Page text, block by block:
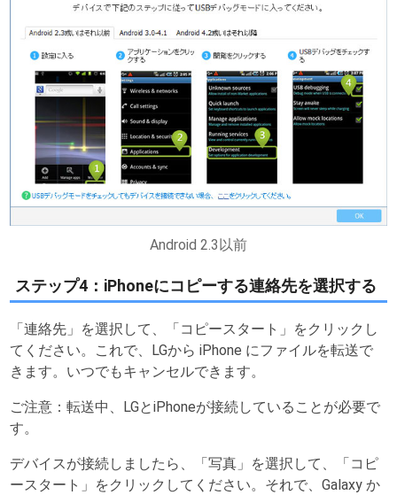
Android 2.3以前
ステップ4：iPhoneにコピーする連絡先を選択する
「連絡先」を選択して、「コピースタート」をクリックし
てください。これで、LGから iPhone にファイルを転送で
きます。いつでもキャンセルできます。
ご注意：転送中、LGとiPhoneが接続していることが必要で
す。
デバイスが接続しましたら、「写真」を選択して、「コピ
ースタート」をクリックしてください。それで、Galaxy か